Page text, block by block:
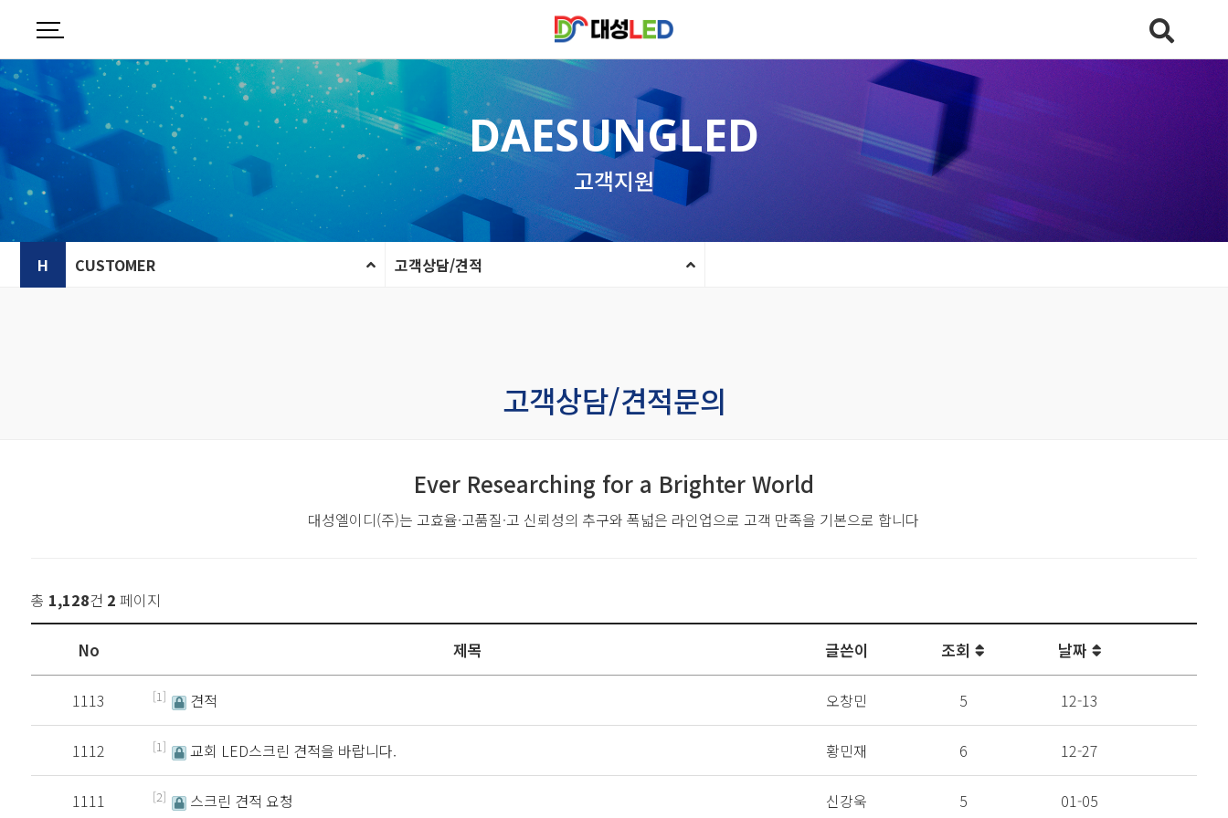
DAESUNGLED
고객지원
H CUSTOMER 고객상담/견적
고객상담/견적문의
Ever Researching for a Brighter World
대성엘이디(주)는 고효율·고품질·고 신뢰성의 추구와폭넓은 라인업으로 고객 만족을 기본으로 합니다
총 1,128건 2 페이지
No 제목 글쓴이 조회 날짜
1113 견적
[1] 오창민 5 12-13
1112 교회 LED스크린 견적을 바랍니다.
[1] 황민재 6 12-27
1111 스크린 견적 요청
[2] 신강욱 5 01-05